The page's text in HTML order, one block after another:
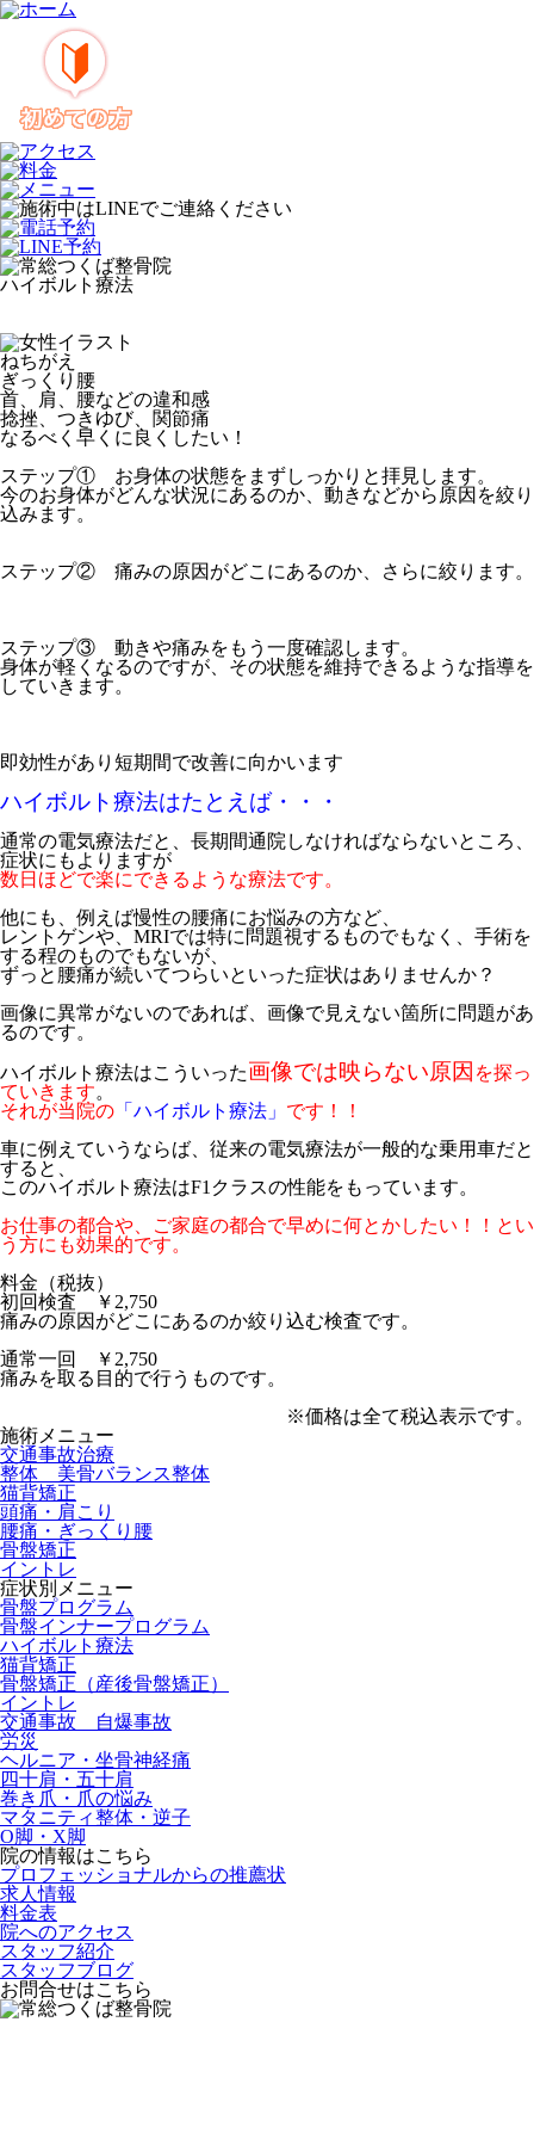
ハイボルト療法
ねちがえ
ぎっくり腰
首、肩、腰などの違和感
捻挫、つきゆび、関節痛
なるべく早くに良くしたい！
ステップ① お身体の状態をまずしっかりと拝見します。
今のお身体がどんな状況にあるのか、動きなどから原因を絞り
込みます。
ステップ② 痛みの原因がどこにあるのか、さらに絞ります。
ステップ③ 動きや痛みをもう一度確認します。
身体が軽くなるのですが、その状態を維持できるような指導を
していきます。
即効性があり短期間で改善に向かいます
ハイボルト療法はたとえば・・・
通常の電気療法だと、長期間通院しなければならないところ、
症状にもよりますが
数日ほどで楽にできるような療法です。
他にも、例えば慢性の腰痛にお悩みの方など、
レントゲンや、MRIでは特に問題視するものでもなく、手術を
する程のものでもないが、
ずっと腰痛が続いてつらいといった症状はありませんか？
画像に異常がないのであれば、画像で見えない箇所に問題があ
るのです。
ハイボルト療法はこういった画像では映らない原因 を探っ
ていきます。
それが当院の 「ハイボルト療法」 です！！
車に例えていうならば、従来の電気療法が一般的な乗用車だと
すると、
このハイボルト療法はF1クラスの性能をもっています。
お仕事の都合や、ご家庭の都合で早めに何とかしたい！！とい
う方にも効果的です。
料金（税抜）
初回検査 ￥2,750
痛みの原因がどこにあるのか絞り込む検査です。
通常一回 ￥2,750
痛みを取る目的で行うものです。
※価格は全て税込表示です。
施術メニュー
交通事故治療
整体 美骨バランス整体
猫背矯正
頭痛・肩こり
腰痛・ぎっくり腰
骨盤矯正
イントレ
症状別メニュー
骨盤プログラム
骨盤インナープログラム
ハイボルト療法
猫背矯正
骨盤矯正（産後骨盤矯正）
イントレ
交通事故 自爆事故
労災
ヘルニア・坐骨神経痛
四十肩・五十肩
巻き爪・爪の悩み
マタニティ整体・逆子
O脚・X脚
院の情報はこちら
プロフェッショナルからの推薦状
求人情報
料金表
院へのアクセス
スタッフ紹介
スタッフブログ
お問合せはこちら